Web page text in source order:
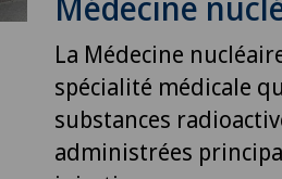
La Médecine
spécialité médicale
substances
administrées